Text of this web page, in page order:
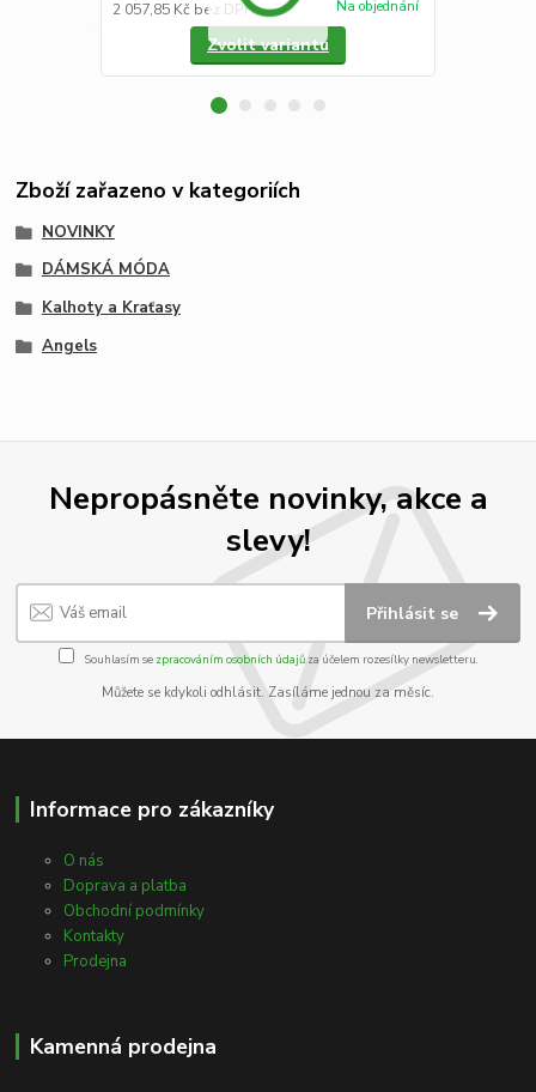
2 057,85 Kč bez DPH Na objednání
Zvolit variantu
Zboží zařazeno v kategoriích
NOVINKY
DÁMSKÁ MÓDA
Kalhoty a Kraťasy
Angels
Nepropásněte novinky, akce a
slevy!
Přihlásit se
Souhlasím se zpracováním osobních údajůza účelem rozesílky newsletteru.
Můžete se kdykoli odhlásit. Zasíláme jednou za měsíc.
Informace pro zákazníky
O nás
Doprava a platba
Obchodní podmínky
Kontakty
Prodejna
Kamenná prodejna